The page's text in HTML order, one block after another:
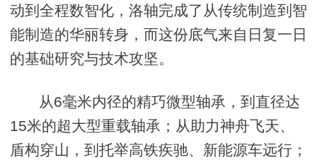
动到全程数智化，洛轴完成了从传统制造到智
能制造的华丽转身，而这份底气来自日复一日
的基础研究与技术攻坚。
从6毫米内径的精巧微型轴承，到直径达
15米的超大型重载轴承；从助力神舟飞天、
盾构穿山，到托举高铁疾驰、新能源车远行；